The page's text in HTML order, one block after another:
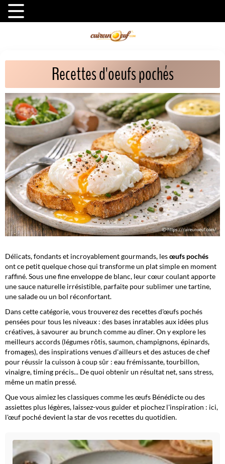
Recettes d'oeufs pochés
Délicats, fondants et incroyablement gourmands, lesœufs pochés
ont ce petit quelque chose qui transforme un plat simple en moment
raffiné. Sous une fine enveloppe de blanc, leur cœur coulant apporte
une sauce naturelle irrésistible, parfaite pour sublimer une tartine,
une salade ou un bol réconfortant.
Dans cette catégorie, vous trouverez des recettes d'œufs pochés
pensées pour tous les niveaux : des bases inratables aux idées plus
créatives, à savourer au brunch comme au dîner. On y explore les
meilleurs accords (légumes rôtis, saumon, champignons, épinards,
fromages), des inspirations venues d'ailleurs et des astuces de chef
pour réussir la cuisson à coup sûr : eau frémissante, tourbillon,
vinaigre, timing précis... De quoi obtenir un résultat net, sans stress,
même un matin pressé.
Que vous aimiez les classiques comme les œufs Bénédicte ou des
assiettes plus légères, laissez-vous guider et piochez l'inspiration : ici,
l'œuf poché devient la star de vos recettes du quotidien.